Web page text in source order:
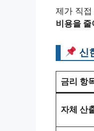
제가 직
비용을
신
금리 항
자체 산